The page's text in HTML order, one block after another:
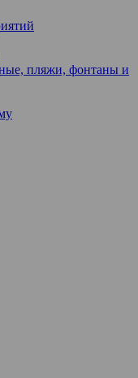
пляжи, фонтаны и